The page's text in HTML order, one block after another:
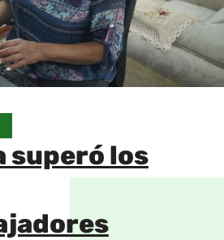
superó los